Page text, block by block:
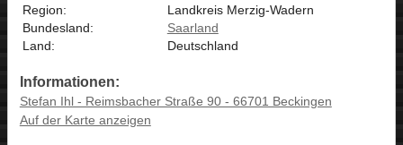
Region:
Landkreis Merzig-Wadern
Bundesland:
Saarland
Land:
Deutschland
Informationen:
Stefan Ihl - Reimsbacher Straße 90 - 66701 Beckingen
Auf der Karte anzeigen